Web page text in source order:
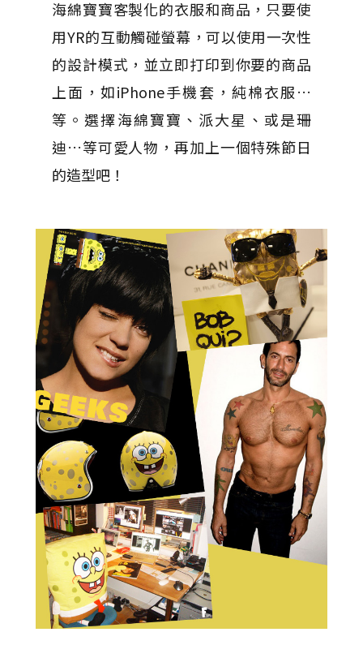
海綿寶寶客製化的衣服和商品，只要使
用YR的互動觸碰螢幕，可以使用一次性
的設計模式，並立即打印到你要的商品
上面，如iPhone手機套，純棉衣服…
等。選擇海綿寶寶、派大星、或是珊
迪…等可愛人物，再加上一個特殊節日
的造型吧！